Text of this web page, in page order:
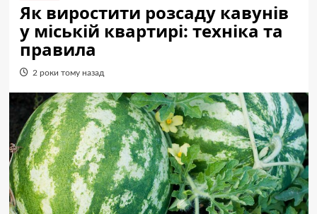
Як виростити розсаду кавунів
у міській квартирі: техніка та
правила
2 роки тому назад